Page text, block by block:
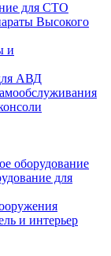
для СТО
Высокого
и
АВД
оборудование
для
и интерьер